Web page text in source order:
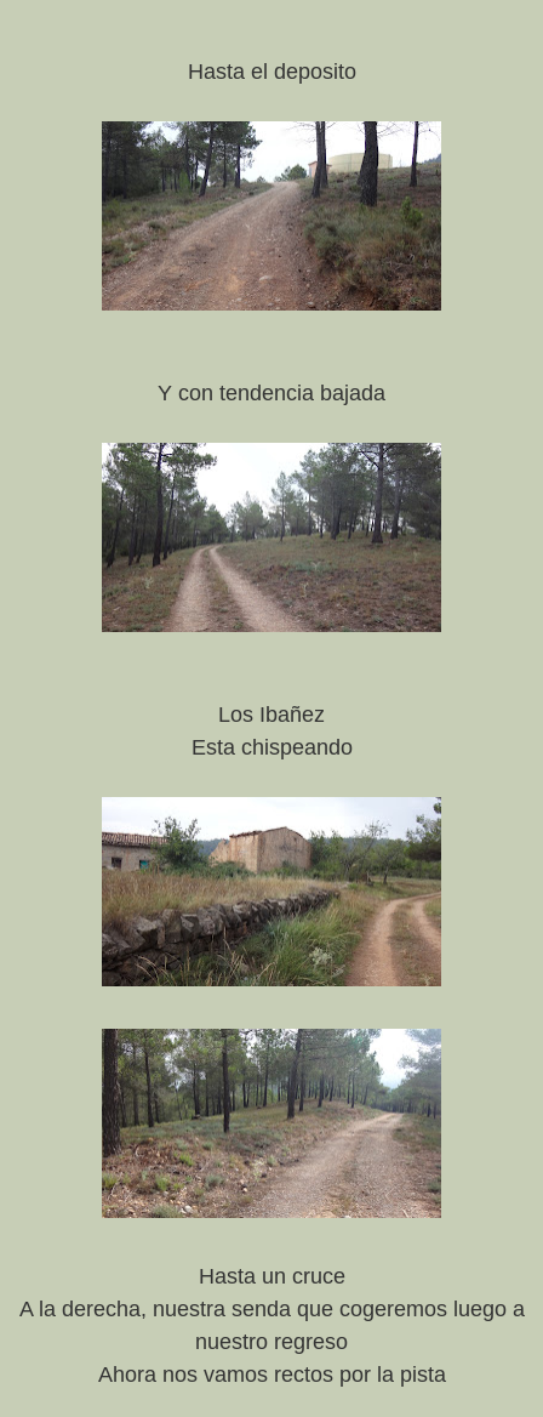
Hasta el deposito
Y con tendencia bajada
Los Ibañez
Esta chispeando
Hasta un cruce
A la derecha, nuestra senda que cogeremos luego a
nuestro regreso
Ahora nos vamos rectos por la pista